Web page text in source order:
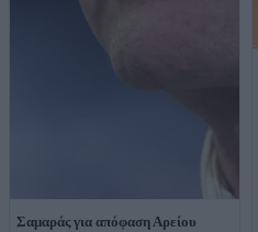
Σαμαράς για απόφαση Αρείου